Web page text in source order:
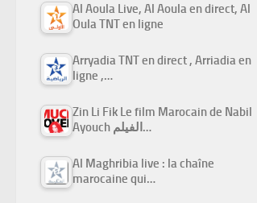
Al Aoula Live, Al Aoula en direct, Al
Oula TNT en ligne
Arryadia TNT en direct , Arriadia en
ligne ,…
Zin Li Fik Le film Marocain de Nabil
Ayouch الفيلم…
Al Maghribia live : la chaîne
marocaine qui…